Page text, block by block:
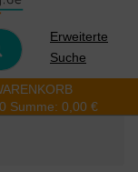
Erweiterte
Suche
0 Summe: 0,00 €